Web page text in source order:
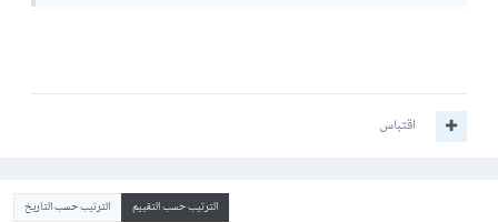
اقتباس
الترتيب حسب التقييم الترتيب حسب التاريخ